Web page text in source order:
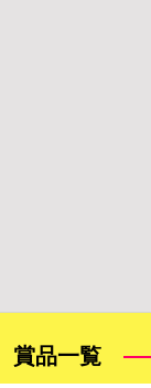
賞品一覧